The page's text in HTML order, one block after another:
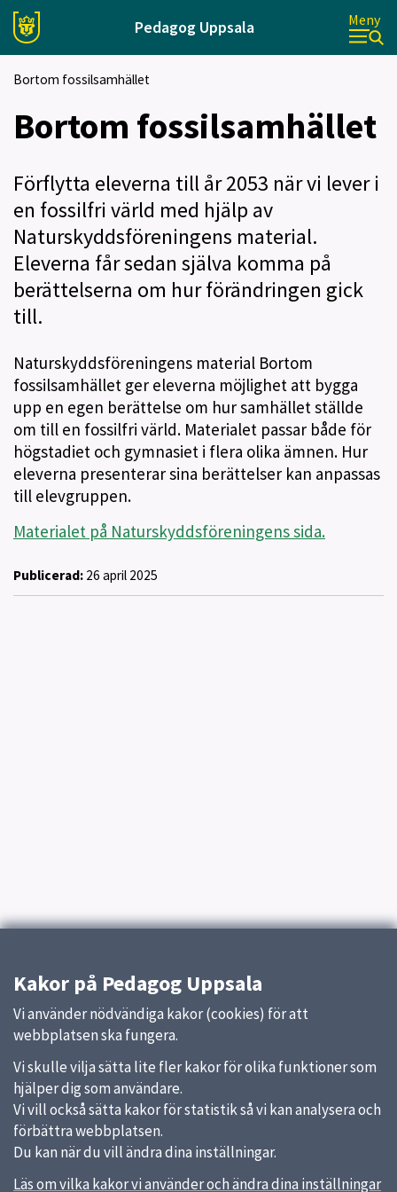
Pedagog Uppsala Meny
Bortom fossilsamhället
Bortom fossilsamhället
Förflytta eleverna till år 2053 när vi lever i
en fossilfri värld med hjälp av
Naturskyddsföreningens material.
Eleverna får sedan själva komma på
berättelserna om hur förändringen gick
till.
Naturskyddsföreningens material Bortom
fossilsamhället ger eleverna möjlighet att bygga
upp en egen berättelse om hur samhället ställde
om till en fossilfri värld. Materialet passar både för
högstadiet och gymnasiet i flera olika ämnen. Hur
eleverna presenterar sina berättelser kan anpassas
till elevgruppen.
Materialet på Naturskyddsföreningens sida.
Publicerad: 26 april 2025
Kakor på Pedagog Uppsala
Vi använder nödvändiga kakor (cookies) för att
webbplatsen ska fungera.
Vi skulle vilja sätta lite fler kakor för olika funktioner som
hjälper dig som användare.
Vi vill också sätta kakor för statistik så vi kan analysera och
förbättra webbplatsen.
Du kan när du vill ändra dina inställningar.
Läs om vilka kakor vi använder och ändra dina inställningar